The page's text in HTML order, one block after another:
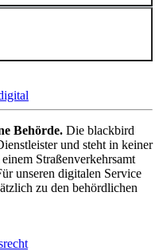
Behörde. Die blackbird
und steht in keiner
Straßenverkehrsamt
unseren digitalen Service
zu den behördlichen